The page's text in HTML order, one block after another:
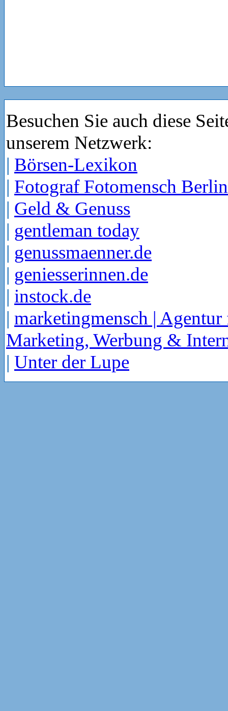
Besuchen Sie auch diese
unserem Netzwerk:
| Börsen-Lexikon
| Fotograf Fotomensch Berlin
| Geld & Genuss
| gentleman today
| genussmaenner.de
| geniesserinnen.de
| instock.de
| marketingmensch | Agentur
Marketing, Werbung &
| Unter der Lupe